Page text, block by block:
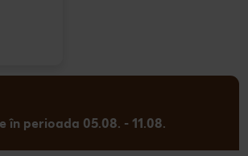
în perioada 05.08. - 11.08.